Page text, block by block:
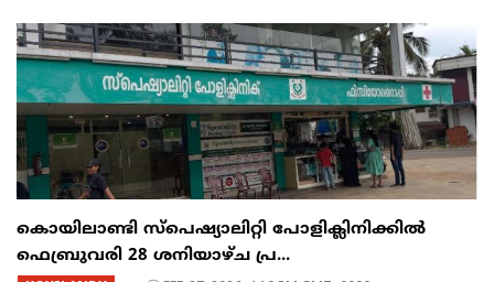
കൊയിലാണ്ടി സ്പെഷ്യാലിറ്റി പോളിക്ലിനിക്കിൽ
ഫെബ്രുവരി 28 ശനിയാഴ്ച പ്ര...